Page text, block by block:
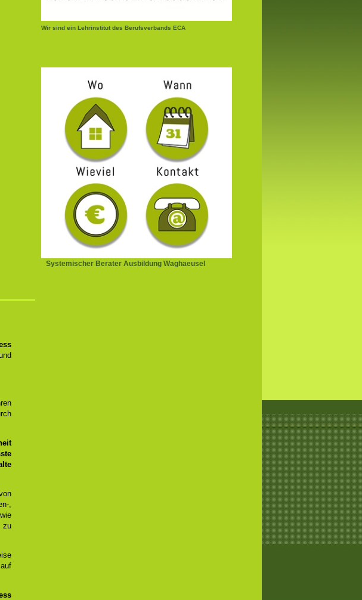
Wir sind ein Lehrinstitut des Berufsverbands ECA
Systemischer Berater Ausbildung Waghaeusel
,
zu